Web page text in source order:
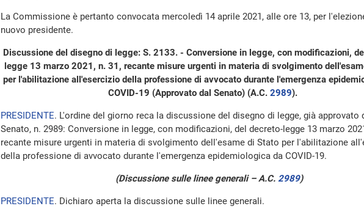
La Commissione è pertanto convocata mercoledì 14 aprile 2021, alle ore 13, per
nuovo presidente.
Discussione del disegno di legge: S. 2133. - Conversione in legge, con modificazioni,
legge 13 marzo 2021, n. 31, recante misure urgenti in materia di svolgimento
per l'abilitazione all'esercizio della professione di avvocato durante l'emergenza
COVID-19 (Approvato dal Senato) (A.C. 2989​).
PRESIDENTE. L'ordine del giorno reca la discussione del disegno di legge, già approvato
Senato, n. 2989: Conversione in legge, con modificazioni, del decreto-legge 13 marzo
recante misure urgenti in materia di svolgimento dell'esame di Stato per l'abilitazione
della professione di avvocato durante l'emergenza epidemiologica da COVID-19.
(Discussione sulle linee generali – A.C. 2989​)
PRESIDENTE. Dichiaro aperta la discussione sulle linee generali.